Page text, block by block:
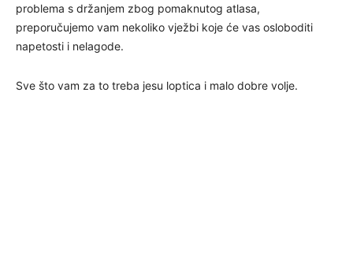
problema s držanjem zbog pomaknutog atlasa,
preporučujemo vam nekoliko vježbi koje će vas osloboditi
napetosti i nelagode.
Sve što vam za to treba jesu loptica i malo dobre volje.